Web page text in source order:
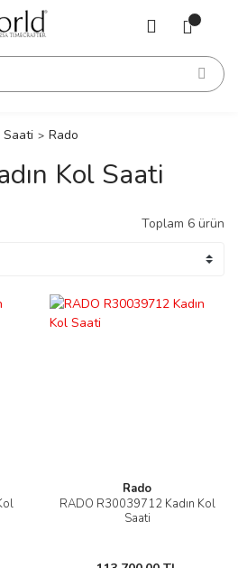
Saati Rado
Kol Saati
Toplam 6 ürün
Rado
RADO R30039712 Kadın Kol
Saati